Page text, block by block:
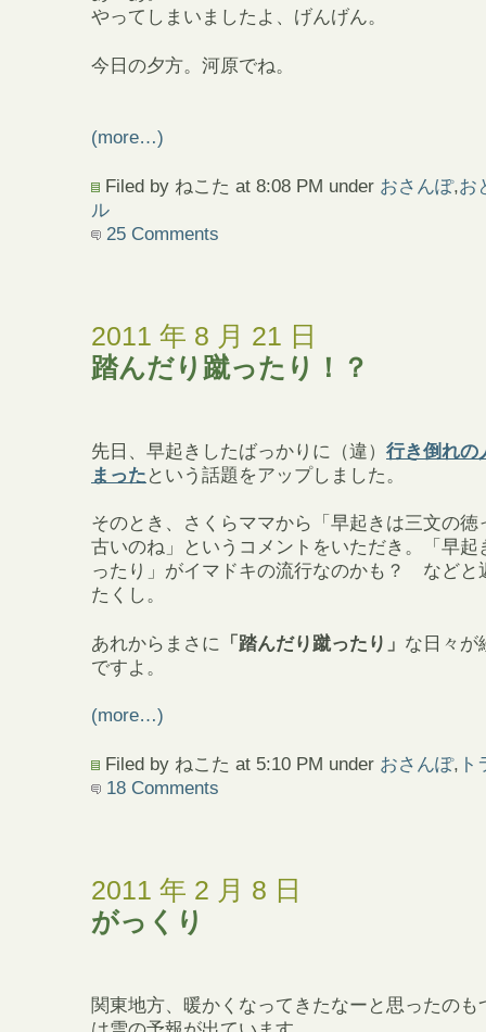
やってしまいましたよ、げんげん。
今日の夕方。河原でね。
(more…)
Filed by ねこた at 8:08 PM under おさんぽ,お
ル
25 Comments
2011 年 8 月 21 日
踏んだり蹴ったり！？
先日、早起きしたばっかりに（違） 行き倒れの
まった という話題をアップしました。
そのとき、さくらママから「早起きは三文の徳
古いのね」というコメントをいただき。「早起
ったり」がイマドキの流行なのかも？ などと
たくし。
あれからまさに 「踏んだり蹴ったり」 な日々が
ですよ。
(more…)
Filed by ねこた at 5:10 PM under おさんぽ, ト
18 Comments
2011 年 2 月 8 日
がっくり
関東地方、暖かくなってきたなーと思ったのも